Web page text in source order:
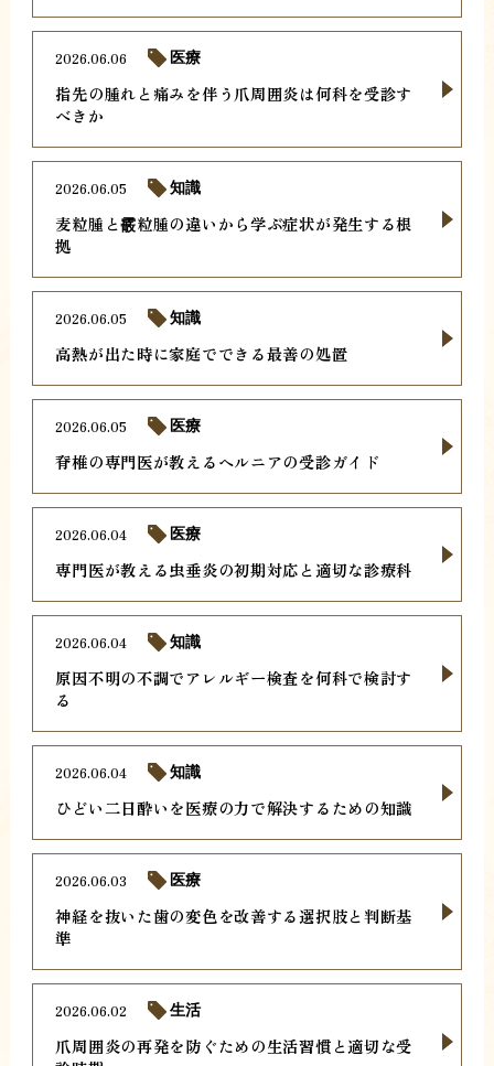
指先の腫れと痛みを伴う爪周囲炎は何科を受診す
べきか
2026.06.06 医療
麦粒腫と霰粒腫の違いから学ぶ症状が発生する根
拠
2026.06.05 知識
高熱が出た時に家庭でできる最善の処置
2026.06.05 知識
脊椎の専門医が教えるヘルニアの受診ガイド
2026.06.05 医療
専門医が教える虫垂炎の初期対応と適切な診療科
2026.06.04 医療
原因不明の不調でアレルギー検査を何科で検討す
る
2026.06.04 知識
ひどい二日酔いを医療の力で解決するための知識
2026.06.04 知識
神経を抜いた歯の変色を改善する選択肢と判断基
準
2026.06.03 医療
爪周囲炎の再発を防ぐための生活習慣と適切な受
2026.06.02 生活